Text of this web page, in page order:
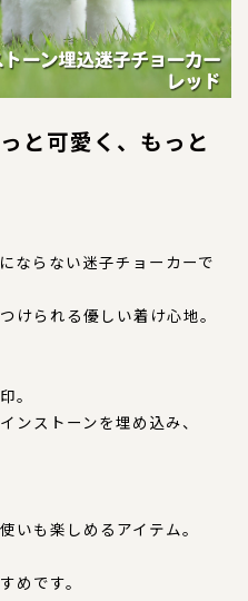
ト商品
と可愛く、もっと
ならない迷子チョーカーで
けられる優しい着け心地。
。
ンストーンを埋め込み、
いも楽しめるアイテム。
めです。